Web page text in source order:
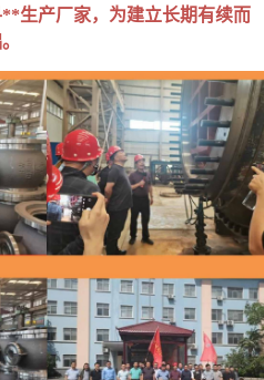
生产厂家，为建立长期有续而